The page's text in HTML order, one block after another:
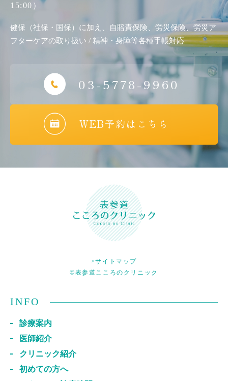
15:00）
健保（社保・国保）に加え、自賠責保険、労災保険、労災ア
フターケアの取り扱い / 精神・身障等各種手帳対応
03-5778-9960
WEB予約はこちら
>サイトマップ
©表参道こころのクリニック
INFO
診療案内
医師紹介
クリニック紹介
初めての方へ